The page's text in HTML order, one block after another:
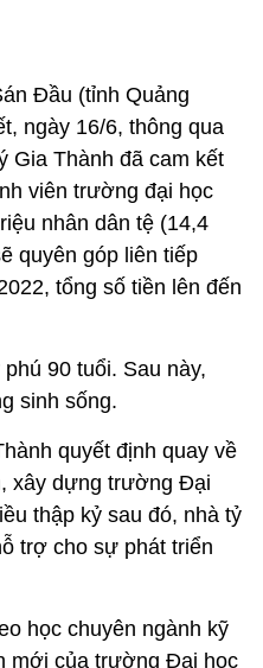
Đầu (tỉnh Quảng
ngày 16/6, thông qua
Gia Thành đã cam kết
viên trường đại học
nhân dân tệ (14,4
quyên góp liên tiếp
tổng số tiền lên đến
90 tuổi. Sau này,
sinh sống.
quyết định quay về
xây dựng trường Đại
thập kỷ sau đó, nhà tỷ
trợ cho sự phát triển
học chuyên ngành kỹ
mới của trường Đại học